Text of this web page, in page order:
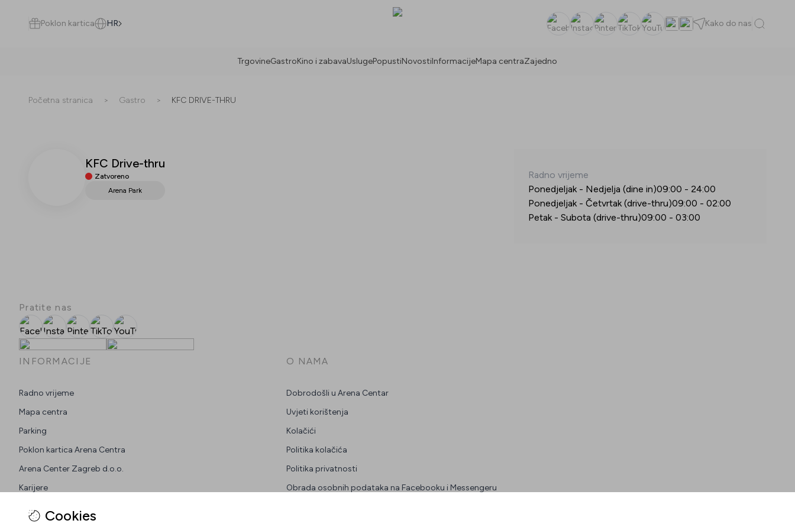
0 ) Popusti (0) Događanja
Poklon kartica HR FacebookInstagramPinterestTikTokYouTube Kako do nas
TrgovineGastroKino i zabavaUslugePopustiNovostiInformacijeMapa centraZajedno
Početna stranica > Gastro > KFC DRIVE-THRU
KFC Drive-thru
Zatvoreno
Arena Park
Radno vrijeme
Ponedjeljak - Nedjelja (dine in)09:00 - 24:00
Ponedjeljak - Četvrtak (drive-thru)09:00 - 02:00
Petak - Subota (drive-thru)09:00 - 03:00
Cookies
Pratite nas
FacebookInstagramPinterest
TikTokYouTube
INFORMACIJE
Radno vrijeme
Mapa centra
Parking
Poklon kartica Arena Centra
Arena Center Zagreb d.o.o.
Karijere
O NAMA
Dobrodošli u Arena Centar
Uvjeti korištenja
Kolačići
Politika kolačića
Politika privatnosti
Obrada osobnih podataka na Facebooku i Messengeru